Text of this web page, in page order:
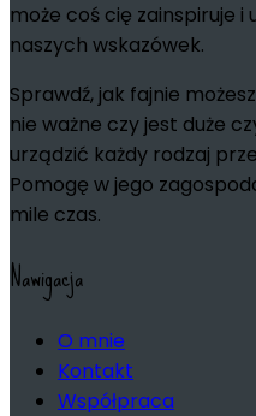
może coś cię zainspiruje i
naszych wskazówek.
Sprawdź, jak fajnie
nie ważne czy jest duże
urządzić każdy rodzaj
Pomogę w jego
mile czas.
Nawigacja
O mnie
Kontakt
Współpraca